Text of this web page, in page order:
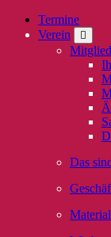
Termine
Verein
Das